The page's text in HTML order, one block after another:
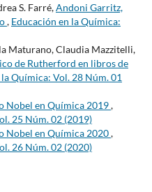
S. Farré,Andoni Garritz,
, Educación en la Química:
Maturano, Claudia Mazzitelli,
de Rutherford en libros de
Química: Vol. 28 Núm. 01
Nobel en Química 2019,
25 Núm. 02 (2019)
Nobel en Química 2020,
26 Núm. 02 (2020)